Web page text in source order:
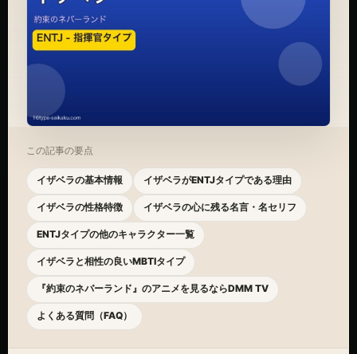
この記事の要点
イザベラの基本情報 イザベラがENTJタイプである理由
イザベラの性格特徴 イザベラの心に残る名言・名セリフ
ENTJタイプの他のキャラクター一覧
イザベラと相性の良いMBTIタイプ
『約束のネバーランド』のアニメを見るならDMM TV
よくある質問（FAQ）